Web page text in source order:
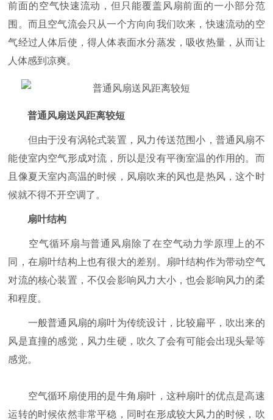
前面的空气快速流动，但只能覆盖风扇前面的一小部分范
围。而且空气流会只从一个方向向我们吹来，快速流动的空
气经过人体后使，得人体表面水分蒸发，吸收热量，从而让
人体感到凉爽。
普通风扇送风距离较短
但由于没有涡轮式装置，风力传送范围小，普通风扇不
能使室内空气形成对流，所以是没有平衡室温的作用的。而
且像夏天室内高温的时候，风扇吹来的风也是热风，这个时
候就不得不开空调了。
扇叶结构
空气循环扇与普通风扇除了在空气动力学原理上的不
同，在扇叶结构上也有很大的差别。扇叶结构作为带动空气
对流的核心装置，不仅会影响风力大小，也会影响风力的柔
和程度。
一般普通风扇的扇叶为传统设计，比较扁平，吹出来的
风是直撞的感觉，风力生硬，吹久了会有可能会出现头晕等
感觉。
空气循环扇使用的是牛角扇叶，这种扇叶的优点是高速
运转的时候依然非常平稳，同时在形成较大风力的时候，吹